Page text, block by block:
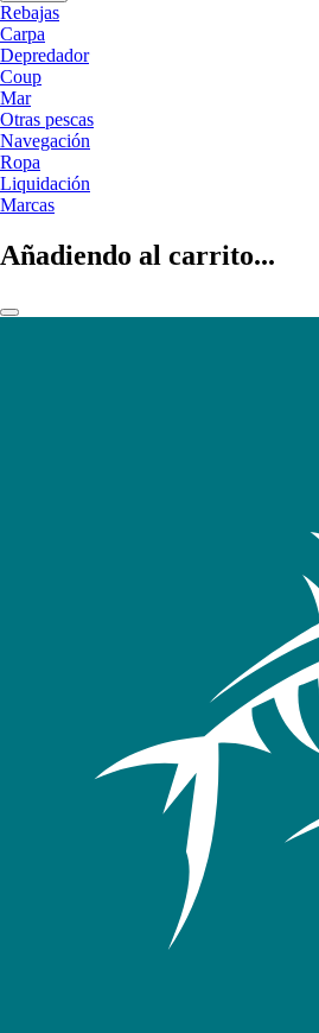
Rebajas
Carpa
Depredador
Coup
Mar
Otras pescas
Navegación
Ropa
Liquidación
Marcas
Añadiendo al carrito...